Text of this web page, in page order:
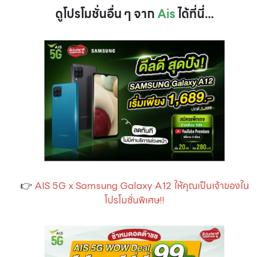
ดูโปรโมชั่นอื่น ๆ จากAisได้ที่นี่...
👉 AIS 5G x Samsung Galaxy A12 ให้คุณเป็นเจ้าของใน
โปรโมชั่นพิเศษ!!